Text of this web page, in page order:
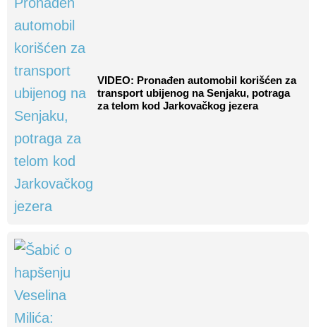
VIDEO: Pronađen automobil korišćen za
transport ubijenog na Senjaku, potraga
za telom kod Jarkovačkog jezera